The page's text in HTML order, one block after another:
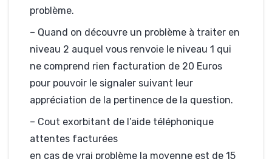
problème.
– Quand on découvre un problème à traiter en
niveau 2 auquel vous renvoie le niveau 1 qui
ne comprend rien facturation de 20 Euros
pour pouvoir le signaler suivant leur
appréciation de la pertinence de la question.
– Cout exorbitant de l’aide téléphonique
attentes facturées
en cas de vrai problème la moyenne est de 15